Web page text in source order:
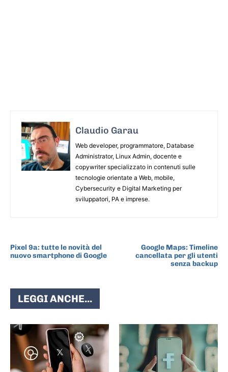
Claudio Garau
Web developer, programmatore, Database
Administrator, Linux Admin, docente e
copywriter specializzato in contenuti sulle
tecnologie orientate a Web, mobile,
Cybersecurity e Digital Marketing per
sviluppatori, PA e imprese.
Pixel 9a: tutte le novità del
nuovo smartphone di Google
Google Maps: Timeline
cancellata per gli utenti
senza backup
LEGGI ANCHE...